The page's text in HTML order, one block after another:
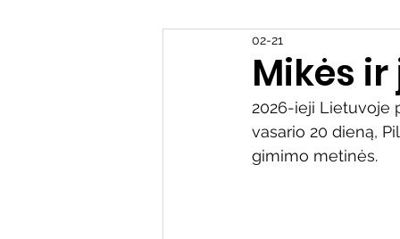
Kraštotyros darbai
Sidabrinės bitės Garbės
Mikės
02-21
2026-ieji Lietuvoje
vasario 20 dieną,
gimimo metinės.